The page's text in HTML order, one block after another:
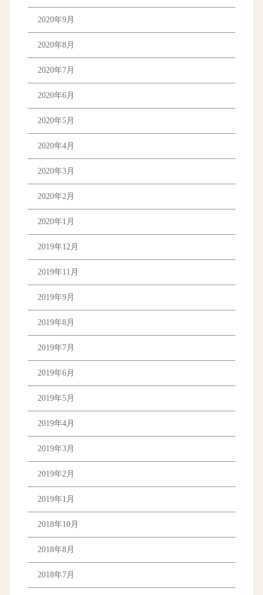
2020年9月
2020年8月
2020年7月
2020年6月
2020年5月
2020年4月
2020年3月
2020年2月
2020年1月
2019年12月
2019年11月
2019年9月
2019年8月
2019年7月
2019年6月
2019年5月
2019年4月
2019年3月
2019年2月
2019年1月
2018年10月
2018年8月
2018年7月